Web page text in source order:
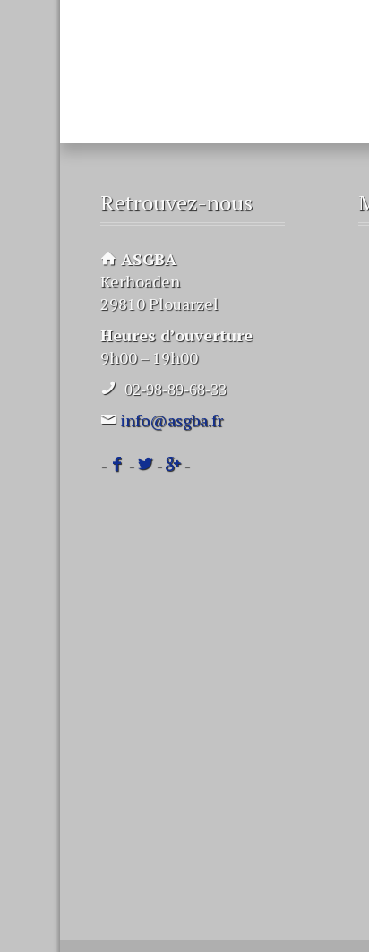
Retrouvez-nous
ASGBA
Kerhoaden
29810 Plouarzel
Heures d’ouverture
9h00 – 19h00
02-98-89-68-33
info@asgba.fr
- - - -